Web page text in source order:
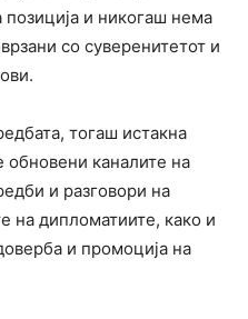
позиција и никогаш нема
со суверенитетот и
тогаш истакна
обновени каналите на
и разговори на
на дипломатиите, како и
и промоција на